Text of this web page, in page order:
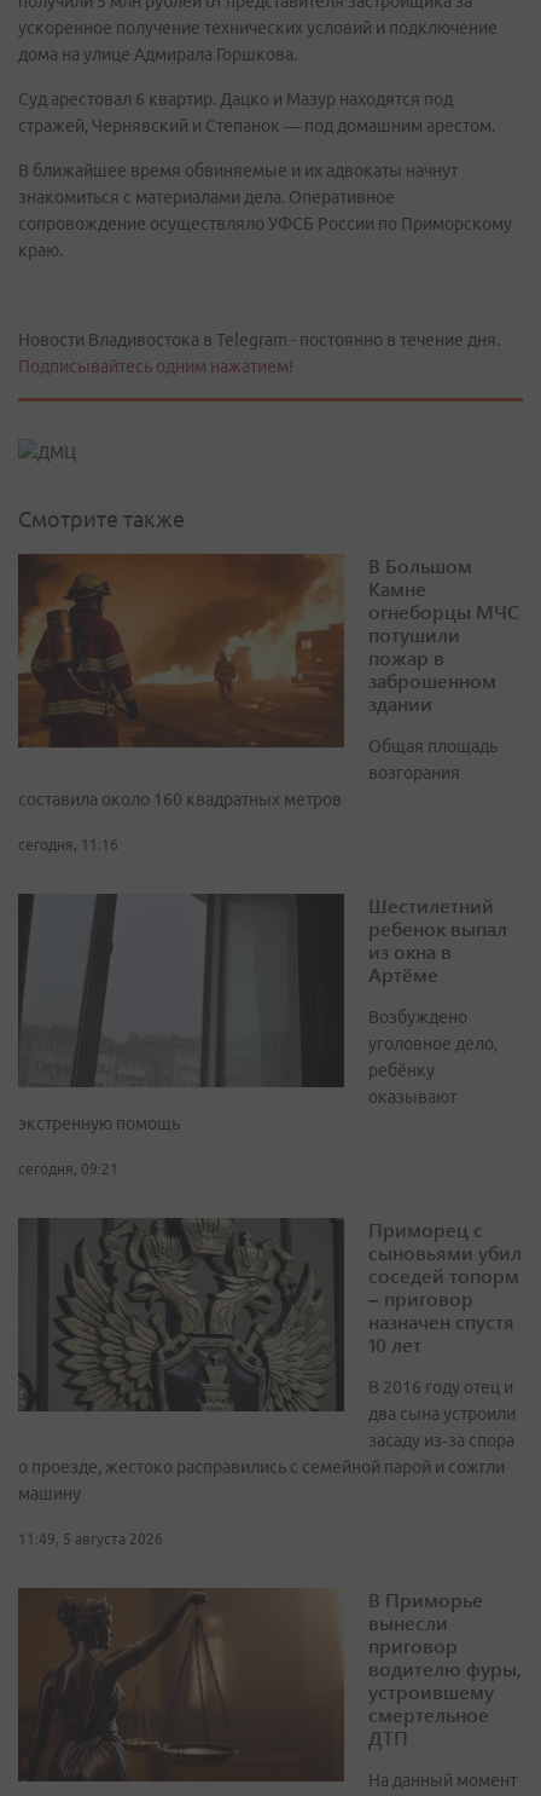
ускоренное получение технических условий и подключение
дома на улице Адмирала Горшкова.
Суд арестовал 6 квартир. Дацко и Мазур находятся под
стражей, Чернявский и Степанок — под домашним арестом.
В ближайшее время обвиняемые и их адвокаты начнут
знакомиться с материалами дела. Оперативное
сопровождение осуществляло УФСБ России по Приморскому
краю.
Новости Владивостока в Telegram - постоянно в течение дня.
Подписывайтесь одним нажатием!
Смотрите также
В Большом
Камне
огнеборцы МЧС
потушили
пожар в
заброшенном
здании
Общая площадь
возгорания
составила около 160 квадратных метров
сегодня, 11:16
Шестилетний
ребенок выпал
из окна в
Артёме
Возбуждено
уголовное дело,
ребёнку
оказывают
экстренную помощь
сегодня, 09:21
Приморец с
сыновьями убил
соседей топорм
– приговор
назначен спустя
10 лет
В 2016 году отец и
два сына устроили
засаду из‑за спора
о проезде, жестоко расправились с семейной парой и сожгли
машину
11:49, 5 августа 2026
В Приморье
вынесли
приговор
водителю фуры,
устроившему
смертельное
ДТП
На данный момент